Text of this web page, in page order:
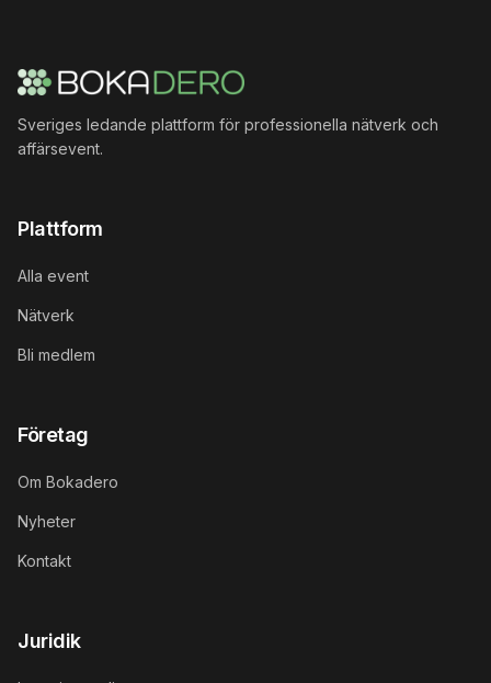
Sveriges ledande plattform för professionella nätverk och
affärsevent.
Plattform
Alla event
Nätverk
Bli medlem
Företag
Om Bokadero
Nyheter
Kontakt
Juridik